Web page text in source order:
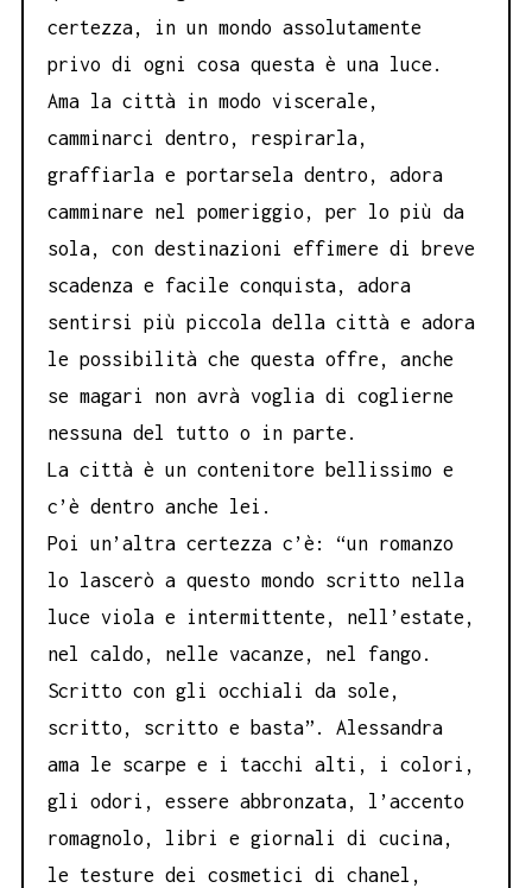
certezza, in un mondo assolutamente
privo di ogni cosa questa è una luce.
Ama la città in modo viscerale,
camminarci dentro, respirarla,
graffiarla e portarsela dentro, adora
camminare nel pomeriggio, per lo più da
sola, con destinazioni effimere di breve
scadenza e facile conquista, adora
sentirsi più piccola della città e adora
le possibilità che questa offre, anche
se magari non avrà voglia di coglierne
nessuna del tutto o in parte.
La città è un contenitore bellissimo e
c’è dentro anche lei.
Poi un’altra certezza c’è: “un romanzo
lo lascerò a questo mondo scritto nella
luce viola e intermittente, nell’estate,
nel caldo, nelle vacanze, nel fango.
Scritto con gli occhiali da sole,
scritto, scritto e basta”. Alessandra
ama le scarpe e i tacchi alti, i colori,
gli odori, essere abbronzata, l’accento
romagnolo, libri e giornali di cucina,
le testure dei cosmetici di chanel,